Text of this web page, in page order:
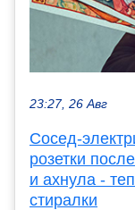
23:27, 26 Авг
Сосед-
розетки
и ахнула -
стиралки